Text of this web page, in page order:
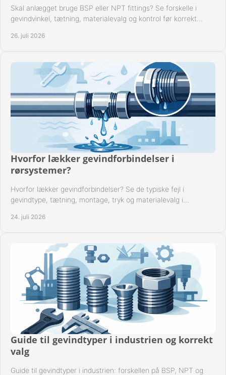
Skal anlægget bruge BSP eller NPT fittings? Se forskelle i
gevindvinkel, tætning, materialevalg og kontrol før korrekt
26. juli 2026
Hvorfor lækker gevindforbindelser i
rørsystemer?
Hvorfor lækker gevindforbindelser? Se de typiske fejl i
gevindtype, tætning, montage, tryk og materialevalg i
24. juli 2026
Guide til gevindtyper i industrien og korrekt
valg
Guide til gevindtyper i industrien: forskellen på BSP, NPT og